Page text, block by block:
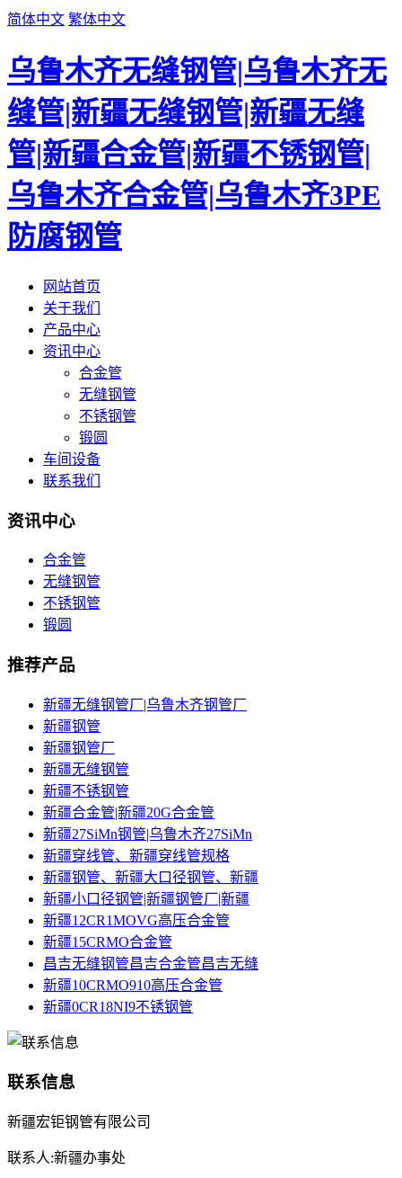
简体中文 繁体中文
乌鲁木齐无缝钢管|乌鲁木齐无
缝管|新疆无缝钢管|新疆无缝
管|新疆合金管|新疆不锈钢管|
乌鲁木齐合金管|乌鲁木齐3PE
防腐钢管
网站首页
关于我们
产品中心
资讯中心
合金管
无缝钢管
不锈钢管
锻圆
车间设备
联系我们
资讯中心
合金管
无缝钢管
不锈钢管
锻圆
推荐产品
新疆无缝钢管厂|乌鲁木齐钢管厂
新疆钢管
新疆钢管厂
新疆无缝钢管
新疆不锈钢管
新疆合金管|新疆20G合金管
新疆27SiMn钢管|乌鲁木齐27SiMn
新疆穿线管、新疆穿线管规格
新疆钢管、新疆大口径钢管、新疆
新疆小口径钢管|新疆钢管厂|新疆
新疆12CR1MOVG高压合金管
新疆15CRMO合金管
昌吉无缝钢管昌吉合金管昌吉无缝
新疆10CRMO910高压合金管
新疆0CR18NI9不锈钢管
联系信息
新疆宏钜钢管有限公司
联系人:新疆办事处